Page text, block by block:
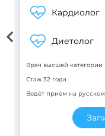
Кардиолог
Диетолог
Врач высшей категории
Стаж 32 года
Ведёт приём на